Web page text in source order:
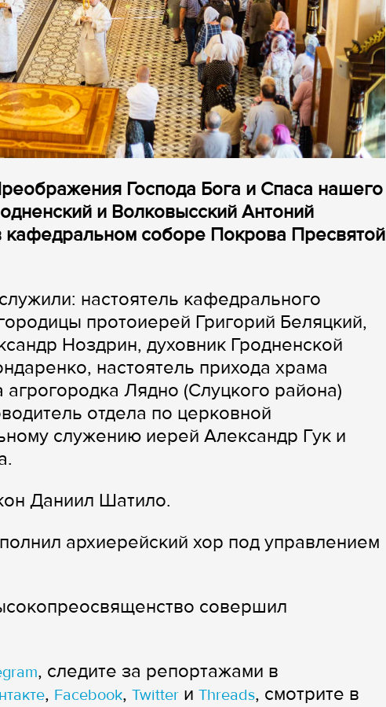
Господа Бога и Спаса нашего
и Волковысский Антоний
соборе Покрова Пресвятой
настоятель кафедрального
протоиерей Григорий Беляцкий,
Ноздрин, духовник Гродненской
настоятель прихода храма
Лядно (Слуцкого района)
отдела по церковной
служению иерей Александр Гук и
Даниил Шатило.
архиерейский хор под управлением
совершил
, следите за репортажами в
, Facebook, Twitter и Threads, смотрите в